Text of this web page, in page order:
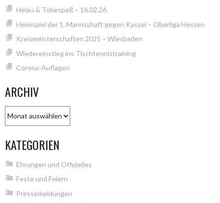
Helau & Tobespaß – 16.02.26
Heimspiel der 1. Mannschaft gegen Kassel – Oberliga Hessen
Kreismeisterschaften 2025 – Wiesbaden
Wiedereinstieg ins Tischtennistraining
Corona-Auflagen
ARCHIV
KATEGORIEN
Ehrungen und Offizielles
Feste und Feiern
Pressemeldungen